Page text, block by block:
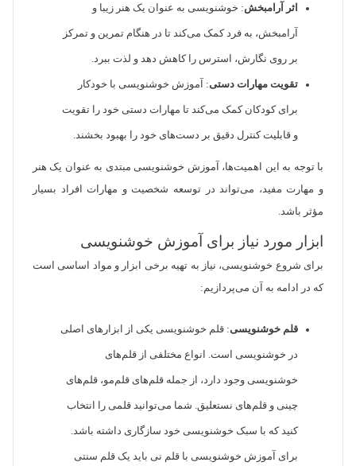
اثر آرامبخش: خوشنویسی به عنوان یک هنر زیبا و
آرامبخش، به فرد کمک می‌کند تا در هنگام تمرین و تمرکز
بر روی نگارش، استرس را کاهش دهد و لذت ببرد.
تقویت مهارات دستی: آموزش خوشنویسی با خودکار
برای کودکان کمک می‌کند تا مهارات دستی خود را تقویت
و قابلیت کنترل دقیق بر دست‌های خود را بهبود بخشند.
با توجه به این اهمیت‌ها، آموزش خوشنویسی مبتدی به عنوان یک هنر
و مهارت مفید، می‌تواند در توسعه شخصیت و مهارات افراد بسیار
مؤثر باشد.
ابزار مورد نیاز برای آموزش خوشنویسی
برای شروع خوشنویسی، نیاز به تهیه برخی ابزار و مواد اساسی است
که در ادامه به آن می‌پردازیم:
قلم خوشنویسی: قلم خوشنویسی یکی از ابزارهای اصلی
در خوشنویسی است. انواع مختلفی از قلم‌های
خوشنویسی وجود دارد، از جمله قلم‌های قلم‌مو، قلم‌های
چینی و قلم‌های نستعلیق. شما می‌توانید قلمی را انتخاب
کنید که با سبک خوشنویسی خود سازگاری داشته باشد.
برای آموزش خوشنویسی با قلم نی باید یک قلم سنتی